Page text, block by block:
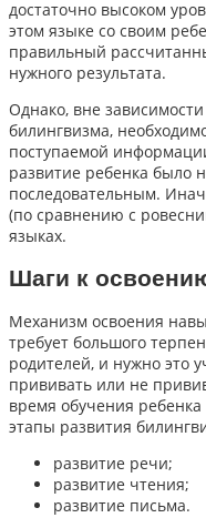
достаточно высоком
этом языке со своим
правильный
нужного результата.
Однако, вне
билингвизма,
поступаемой
развитие ребенка было
последовательным.
(по сравнению с
языках.
Шаги к
Механизм освоения
требует большого
родителей, и нужно это
прививать или не
время обучения
этапы развития
развитие речи;
развитие чтения;
развитие письма.